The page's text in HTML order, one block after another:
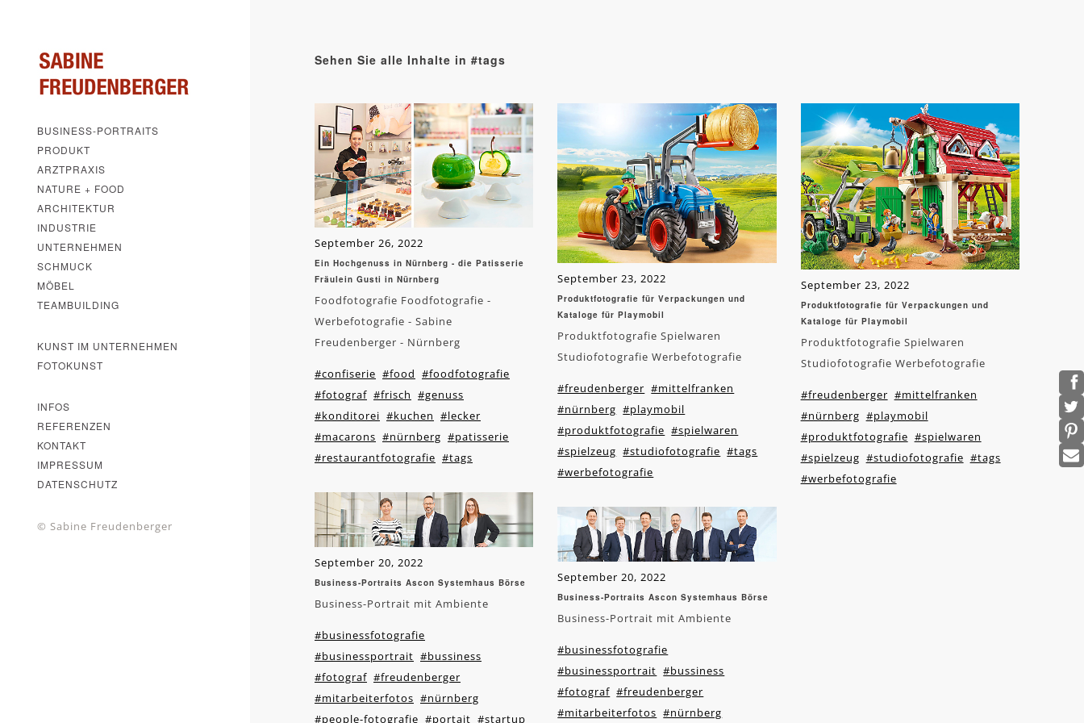
BUSINESS-PORTRAITS
PRODUKT
ARZTPRAXIS
NATURE + FOOD
ARCHITEKTUR
INDUSTRIE
UNTERNEHMEN
SCHMUCK
MÖBEL
TEAMBUILDING
KUNST IM UNTERNEHMEN
FOTOKUNST
INFOS
REFERENZEN
KONTAKT
IMPRESSUM
DATENSCHUTZ
© Sabine Freudenberger
Sehen Sie alle Inhalte in #tags
September 26, 2022
Ein Hochgenuss in Nürnberg - die Patisserie
Fräulein Gusti in Nürnberg
Foodfotografie Foodfotografie -
Werbefotografie - Sabine
Freudenberger - Nürnberg
#confiserie #food #foodfotografie
#fotograf #frisch #genuss
#konditorei #kuchen #lecker
#macarons #nürnberg #patisserie
#restaurantfotografie #tags
September 20, 2022
Business-Portraits Ascon Systemhaus Börse
Business-Portrait mit Ambiente
#businessfotografie
#businessportrait #bussiness
#fotograf #freudenberger
#mitarbeiterfotos #nürnberg
#people-fotografie #portait #startup
September 23, 2022
Produktfotografie für Verpackungen und
Kataloge für Playmobil
Produktfotografie Spielwaren
Studiofotografie Werbefotografie
#freudenberger #mittelfranken
#nürnberg #playmobil
#produktfotografie #spielwaren
#spielzeug #studiofotografie #tags
#werbefotografie
September 20, 2022
Business-Portraits Ascon Systemhaus Börse
Business-Portrait mit Ambiente
#businessfotografie
#businessportrait #bussiness
#fotograf #freudenberger
#mitarbeiterfotos #nürnberg
September 23, 2022
Produktfotografie für Verpackungen und
Kataloge für Playmobil
Produktfotografie Spielwaren
Studiofotografie Werbefotografie
#freudenberger #mittelfranken
#nürnberg #playmobil
#produktfotografie #spielwaren
#spielzeug #studiofotografie #tags
#werbefotografie